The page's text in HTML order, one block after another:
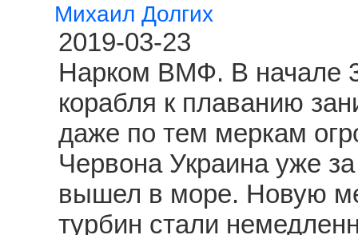
Михаил Долгих
2019-03-23
Нарком ВМФ. В начале
корабля к плаванию
даже по тем меркам
Червона Украина уже
вышел в море. Новую
турбин стали